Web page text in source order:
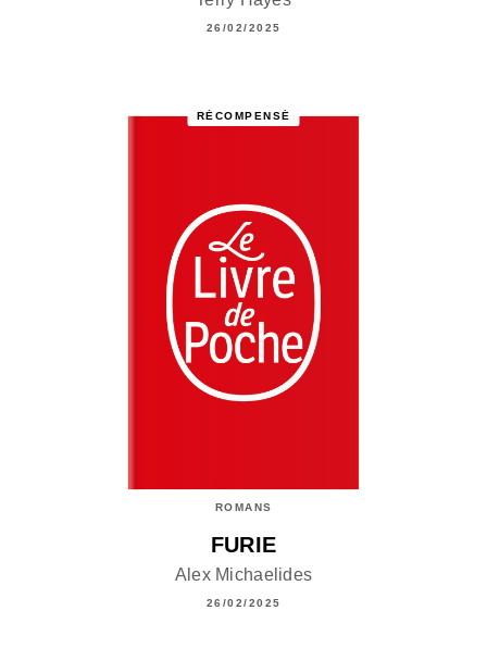
26/02/2025
RÉCOMPENSÉ
ROMANS
FURIE
Alex Michaelides
26/02/2025